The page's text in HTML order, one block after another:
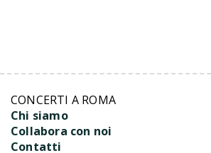
CONCERTI A ROMA
Chi siamo
Collabora con noi
Contatti